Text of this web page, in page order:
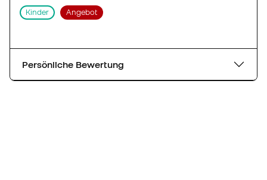
Kinder Angebot
Persönliche Bewertung